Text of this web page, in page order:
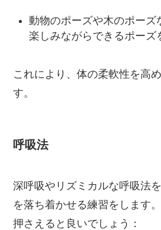
動物のポーズや木のポーズ
楽しみながらできるポーズ
これにより、体の柔軟性を高
す。
呼吸法
深呼吸やリズミカルな呼吸法
を落ち着かせる練習をします
押さえると良いでしょう：